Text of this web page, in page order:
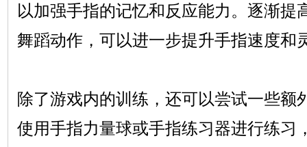
以加强手指的记忆和反应能力。逐渐提
舞蹈动作，可以进一步提升手指速度和
除了游戏内的训练，还可以尝试一些额
使用手指力量球或手指练习器进行练习